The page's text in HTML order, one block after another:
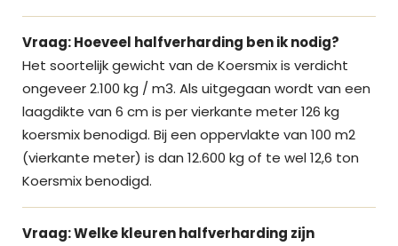
Vraag: Hoeveel halfverharding ben ik nodig?
Het soortelijk gewicht van de Koersmix is verdicht
ongeveer 2.100 kg / m3. Als uitgegaan wordt van een
laagdikte van 6 cm is per vierkante meter 126 kg
koersmix benodigd. Bij een oppervlakte van 100 m2
(vierkante meter) is dan 12.600 kg of te wel 12,6 ton
Koersmix benodigd.
Vraag: Welke kleuren halfverharding zijn